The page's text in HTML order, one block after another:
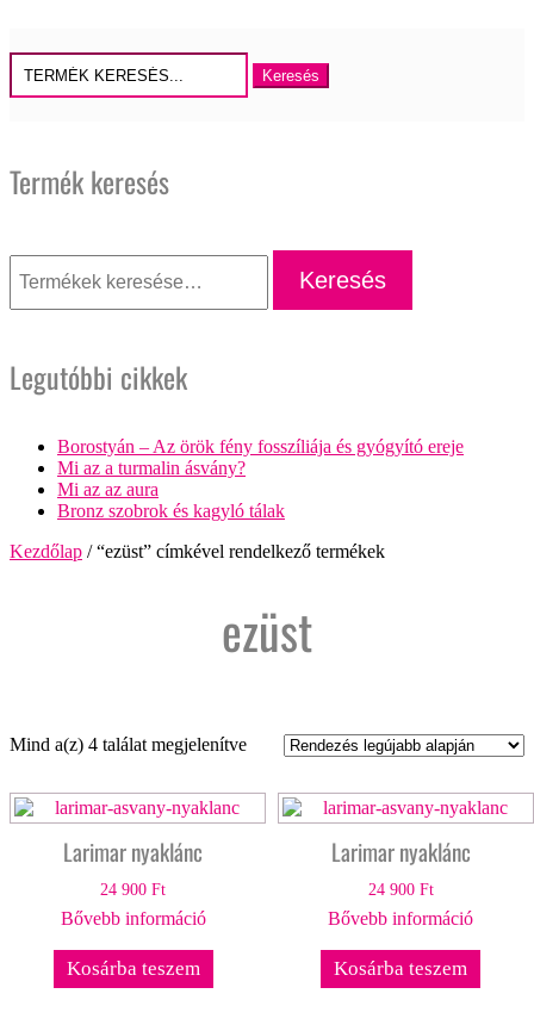
Keresés
erre:
Kezdőlap / “ezüst” címkével rendelkező termékek
ezüst
Mind a(z) 4 találat megjelenítveSorted
Larimar nyaklánc
24 900Ft
Bővebb információ
Kosárba teszem
Larimar nyaklánc
24 900 Ft
Bővebb információ
Kosárba teszem
Termék keresés
következőre:
Keresés
Legutóbbi cikkek
Borostyán – Az örök fény fosszíliája és gyógyító ereje
Mi az a turmalin ásvány?
Mi az az aura
Bronz szobrok és kagyló tálak